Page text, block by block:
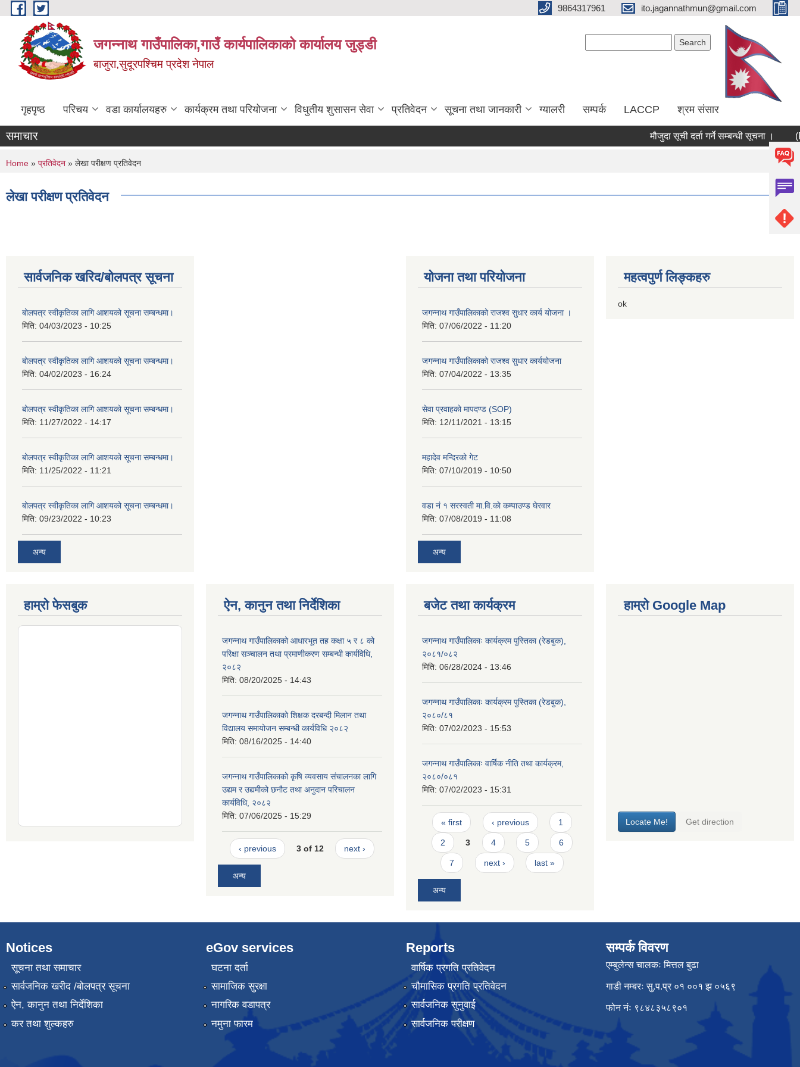
Skip to main content 9864317961 ito.jagannathmun@gmail.com
जगन्नाथ गाउँपालिका,गाउँ कार्यपालिकाको कार्यालय जुड्डी
बाजुरा,सुदूरपश्चिम प्रदेश नेपाल
गृहपृष्ठ परिचय वडा कार्यालयहरु कार्यक्रम तथा परियोजना विधुतीय शुसासन सेवा प्रतिवेदन सूचना तथा जानकारी ग्यालरी सम्पर्क LACCP श्रम संसार
समाचार मौजुदा सूची दर्ता गर्ने सम्बन्धी सूचना ।
You are here
Home » प्रतिवेदन » लेखा परीक्षण प्रतिवेदन
लेखा परीक्षण प्रतिवेदन
सार्वजनिक खरिद/बोलपत्र सूचना
बोलपत्र स्वीकृतिका लागि आशयको सूचना सम्बन्धमा।
मिति: 04/03/2023 - 10:25
बोलपत्र स्वीकृतिका लागि आशयको सूचना सम्बन्धमा।
मिति: 04/02/2023 - 16:24
बोलपत्र स्वीकृतिका लागि आशयको सूचना सम्बन्धमा।
मिति: 11/27/2022 - 14:17
बोलपत्र स्वीकृतिका लागि आशयको सूचना सम्बन्धमा।
मिति: 11/25/2022 - 11:21
बोलपत्र स्वीकृतिका लागि आशयको सूचना सम्बन्धमा।
मिति: 09/23/2022 - 10:23
अन्य
योजना तथा परियोजना
जगन्नाथ गाउँपालिकाको राजश्व सुधार कार्य योजना ।
मिति: 07/06/2022 - 11:20
जगन्नाथ गाउँपालिकाको राजश्व सुधार कार्ययोजना
मिति: 07/04/2022 - 13:35
सेवा प्रवाहको मापदण्ड (SOP)
मिति: 12/11/2021 - 13:15
महादेव मन्दिरको गेट
मिति: 07/10/2019 - 10:50
वडा नं १ सरस्वती मा.वि.काे कम्पाउण्ड घेरवार
मिति: 07/08/2019 - 11:08
अन्य
महत्वपुर्ण लिङ्कहरु
ok
हाम्रो फेसबुक ऐन, कानुन तथा निर्देशिका
जगन्नाथ गाउँपालिकाको आधारभूत तह कक्षा ५ र ८ को
परिक्षा सञ्चालन तथा प्रमाणीकरण सम्बन्धी कार्यविधि,
२०८२
मिति: 08/20/2025 - 14:43
जगन्नाथ गाउँपालिकाको शिक्षक दरबन्दी मिलान तथा
विद्यालय समायोजन सम्बन्धी कार्यविधि २०८२
मिति: 08/16/2025 - 14:40
जगन्नाथ गाउँपालिकाको क‍ृषि व्यवसाय संचालनका लागि
उद्यम र उद्यमीको छनौट तथा अनुदान परिचालन
कार्यविधि, २०८२
मिति: 07/06/2025 - 15:29
‹ previous 3 of 12 next ›
अन्य
बजेट तथा कार्यक्रम
जगन्नाथ गाउँपालिकाः कार्यक्रम पुस्तिका (रेडबुक),
२०८१/०८२
मिति: 06/28/2024 - 13:46
जगन्नाथ गाउँपालिकाः कार्यक्रम पुस्तिका (रेडबुक),
२०८०/८१
मिति: 07/02/2023 - 15:53
जगन्नाथ गाउँपालिकाः वार्षिक नीति तथा कार्यक्रम,
२०८०/०८१
मिति: 07/02/2023 - 15:31
Pages
« first ‹ previous 1
2 3 4 5 6
7 next › last »
अन्य
हाम्रो Google Map
Notices
सूचना तथा समाचार
सार्वजनिक खरीद /बोलपत्र सूचना
ऐन, कानुन तथा निर्देशिका
कर तथा शुल्कहरु
eGov services
घटना दर्ता
सामाजिक सुरक्षा
नागरिक वडापत्र
नमुना फारम
Reports
वार्षिक प्रगति प्रतिवेदन
चौमासिक प्रगति प्रतिवेदन
सार्वजनिक सुनुवाई
सार्वजनिक परीक्षण
सम्पर्क विवरण
एम्बुलेन्स चालकः मित्तल बुढा
गाडी नम्बरः सु.प.प्र ०१ ००१ झ ०५६९
फोन नंः ९८४८३५८९०१